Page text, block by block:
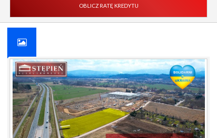
OBLICZ RATĘ KREDYTU